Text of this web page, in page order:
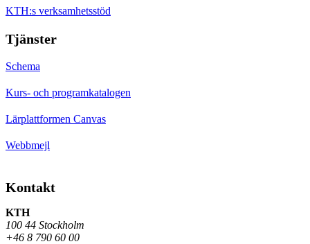
KTH:s verksamhetsstöd
Tjänster
Schema
Kurs- och programkatalogen
Lärplattformen Canvas
Webbmejl
Kontakt
KTH
100 44 Stockholm
+46 8 790 60 00